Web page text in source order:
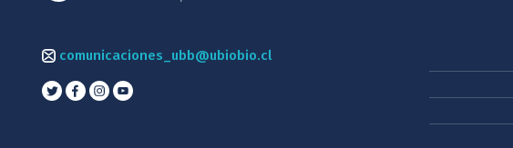
comunicaciones_ubb@ubiobio.cl